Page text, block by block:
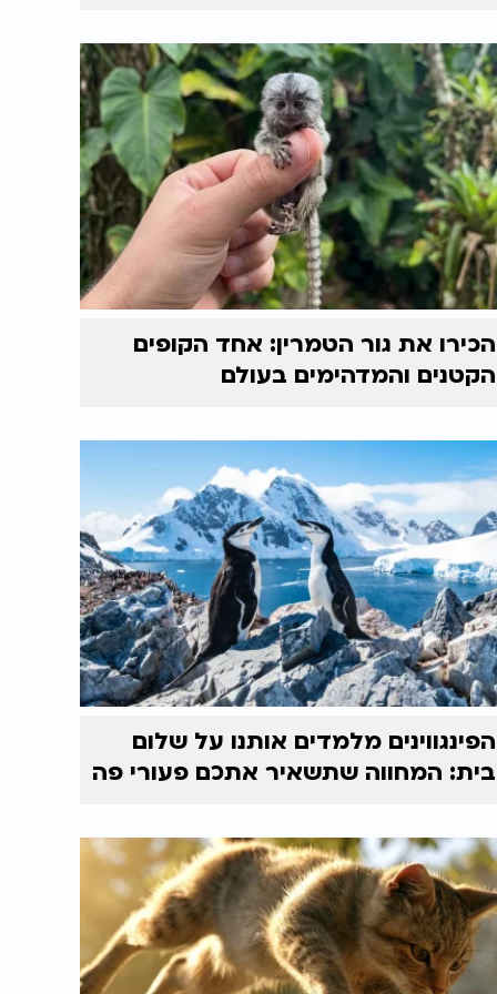
הכירו את גור הטמרין: אחד הקופים
הקטנים והמדהימים בעולם
הפינגווינים מלמדים אותנו על שלום
בית: המחווה שתשאיר אתכם פעורי פה